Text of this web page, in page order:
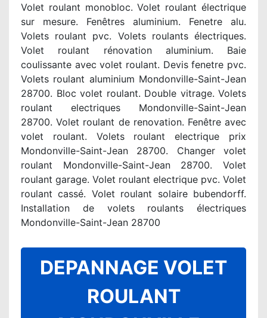
Volet roulant monobloc. Volet roulant électrique
sur mesure. Fenêtres aluminium. Fenetre alu.
Volets roulant pvc. Volets roulants électriques.
Volet roulant rénovation aluminium. Baie
coulissante avec volet roulant. Devis fenetre pvc.
Volets roulant aluminium Mondonville-Saint-Jean
28700. Bloc volet roulant. Double vitrage. Volets
roulant electriques Mondonville-Saint-Jean
28700. Volet roulant de renovation. Fenêtre avec
volet roulant. Volets roulant electrique prix
Mondonville-Saint-Jean 28700. Changer volet
roulant Mondonville-Saint-Jean 28700. Volet
roulant garage. Volet roulant electrique pvc. Volet
roulant cassé. Volet roulant solaire bubendorff.
Installation de volets roulants électriques
Mondonville-Saint-Jean 28700
DEPANNAGE VOLET
ROULANT